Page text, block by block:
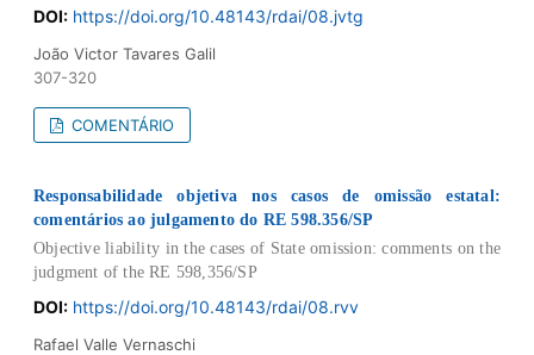
DOI: https://doi.org/10.48143/rdai/08.jvtg
João Victor Tavares Galil
307-320
COMENTÁRIO
Responsabilidade objetiva nos casos de omissão estatal:
comentários ao julgamento do RE 598.356/SP
Objective liability in the cases of State omission: comments on the
judgment of the RE 598,356/SP
DOI: https://doi.org/10.48143/rdai/08.rvv
Rafael Valle Vernaschi